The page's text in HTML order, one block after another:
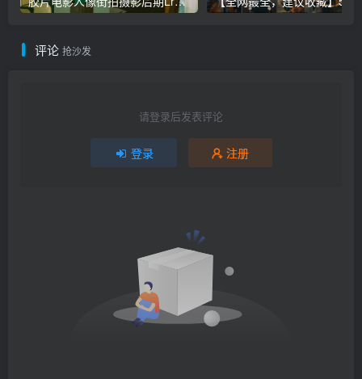
评论 抢沙发
请登录后发表评论
登录 注册